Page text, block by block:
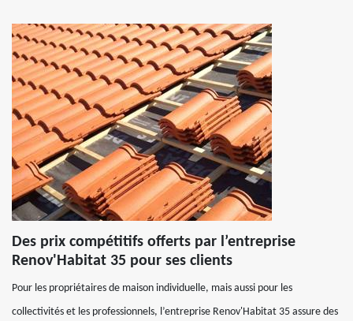
Des prix compétitifs offerts par l’entreprise
Renov'Habitat 35 pour ses clients
Pour les propriétaires de maison individuelle, mais aussi pour les
collectivités et les professionnels, l’entreprise Renov'Habitat 35 assure des